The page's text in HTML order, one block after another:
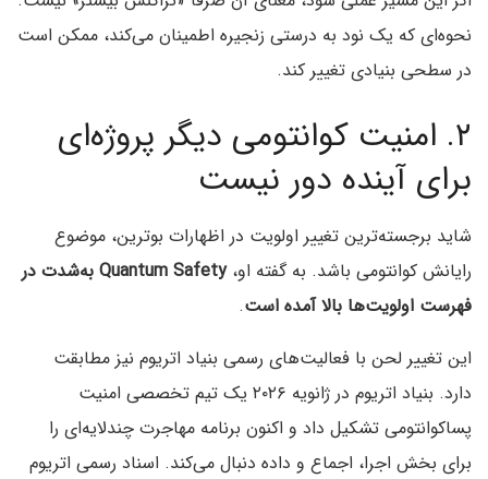
نحوه‌ای که یک نود به درستی زنجیره اطمینان می‌کند، ممکن است
در سطحی بنیادی تغییر کند.
۲. امنیت کوانتومی دیگر پروژه‌ای
برای آینده دور نیست
شاید برجسته‌ترین تغییر اولویت در اظهارات بوترین، موضوع
رایانش کوانتومی باشد. به گفته او،
Quantum Safety به‌شدت در
فهرست اولویت‌ها بالا آمده است.
این تغییر لحن با فعالیت‌های رسمی بنیاد اتریوم نیز مطابقت
دارد. بنیاد اتریوم در ژانویه ۲۰۲۶ یک تیم تخصصی امنیت
پساکوانتومی تشکیل داد و اکنون برنامه مهاجرت چندلایه‌ای را
برای بخش اجرا، اجماع و داده دنبال می‌کند. اسناد رسمی اتریوم